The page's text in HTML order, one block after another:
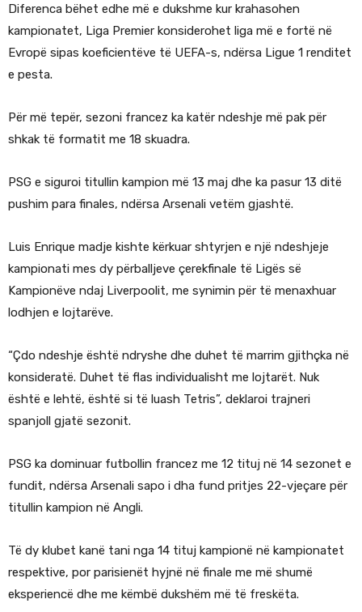
Diferenca bëhet edhe më e dukshme kur krahasohen
kampionatet, Liga Premier konsiderohet liga më e fortë në
Evropë sipas koeficientëve të UEFA-s, ndërsa Ligue 1 renditet
e pesta.
Për më tepër, sezoni francez ka katër ndeshje më pak për
shkak të formatit me 18 skuadra.
PSG e siguroi titullin kampion më 13 maj dhe ka pasur 13 ditë
pushim para finales, ndërsa Arsenali vetëm gjashtë.
Luis Enrique madje kishte kërkuar shtyrjen e një ndeshjeje
kampionati mes dy përballjeve çerekfinale të Ligës së
Kampionëve ndaj Liverpoolit, me synimin për të menaxhuar
lodhjen e lojtarëve.
“Çdo ndeshje është ndryshe dhe duhet të marrim gjithçka në
konsideratë. Duhet të flas individualisht me lojtarët. Nuk
është e lehtë, është si të luash Tetris”, deklaroi trajneri
spanjoll gjatë sezonit.
PSG ka dominuar futbollin francez me 12 tituj në 14 sezonet e
fundit, ndërsa Arsenali sapo i dha fund pritjes 22-vjeçare për
titullin kampion në Angli.
Të dy klubet kanë tani nga 14 tituj kampionë në kampionatet
respektive, por parisienët hyjnë në finale me më shumë
eksperiencë dhe me këmbë dukshëm më të freskëta.